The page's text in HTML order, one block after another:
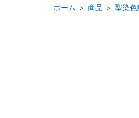
ホーム 商品 型染